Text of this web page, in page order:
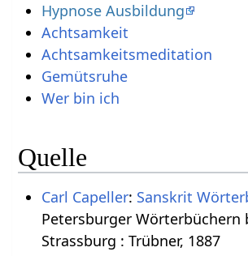
Hypnose Ausbildung
Achtsamkeit
Achtsamkeitsmeditation
Gemütsruhe
Wer bin ich
Quelle
Carl Capeller: Sanskrit
Petersburger Wörterbüchern
Strassburg : Trübner, 1887